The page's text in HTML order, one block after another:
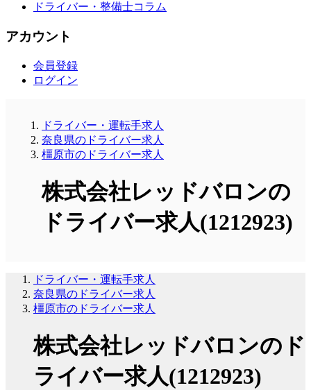
ドライバー・整備士コラム
アカウント
会員登録
ログイン
ドライバー・運転手求人
奈良県のドライバー求人
橿原市のドライバー求人
株式会社レッドバロンの
ドライバー求人(1212923)
ドライバー・運転手求人
奈良県のドライバー求人
橿原市のドライバー求人
株式会社レッドバロンのド
ライバー求人(1212923)